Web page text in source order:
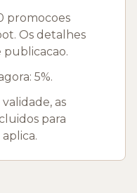
promocoes
Os detalhes
publicacao.
5%.
as
para